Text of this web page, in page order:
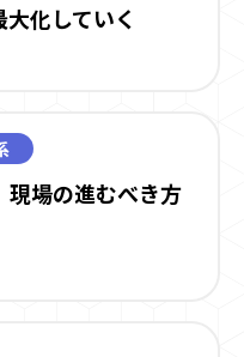
化していく
現場の進むべき方